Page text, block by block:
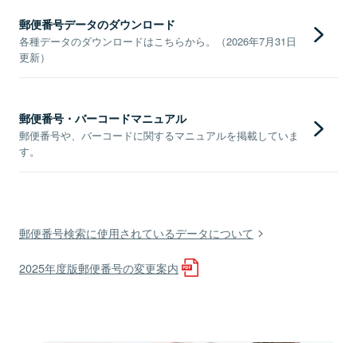
郵便番号データのダウンロード
各種データのダウンロードはこちらから。（2026年7月31日
更新）
郵便番号・バーコードマニュアル
郵便番号や、バーコードに関するマニュアルを掲載していま
す。
郵便番号検索に使用されているデータについて
2025年度版郵便番号の変更案内